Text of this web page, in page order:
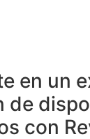
en un
de
con